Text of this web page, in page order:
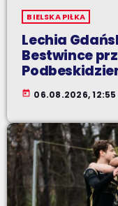
BIELSKA PIŁKA
Lechia
Bestwince
today 06.08.2026, 12:55